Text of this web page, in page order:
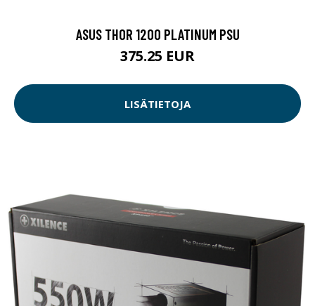
ASUS THOR 1200 PLATINUM PSU
375.25 EUR
LISÄTIETOJA